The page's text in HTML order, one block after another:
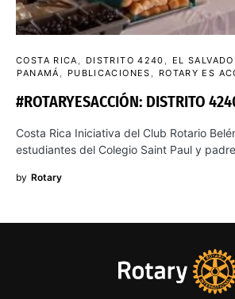
COSTA RICA DISTRITO 4240 EL
PANAMÁ
PUBLICACIONES ROTARY ES
#ROTARYESACCIÓN: DISTRITO
Costa Rica Iniciativa del Club Rotario
estudiantes del Colegio Saint Paul y
by Rotary